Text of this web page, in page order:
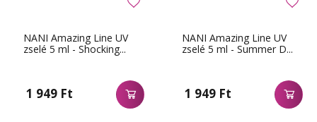
NANI Amazing Line UV
zselé 5 ml - Shocking...
1 949 Ft
NANI Amazing Line UV
zselé 5 ml - Summer D...
1 949 Ft